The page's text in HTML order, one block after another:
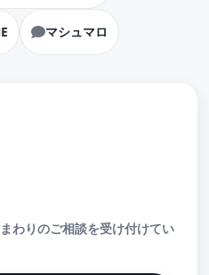
マシュマロ
わりのご相談を受け付けてい